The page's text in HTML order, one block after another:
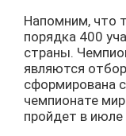
Напомним, что
порядка 400
страны.
являются
сформирована
чемпионате
пройдет в июле